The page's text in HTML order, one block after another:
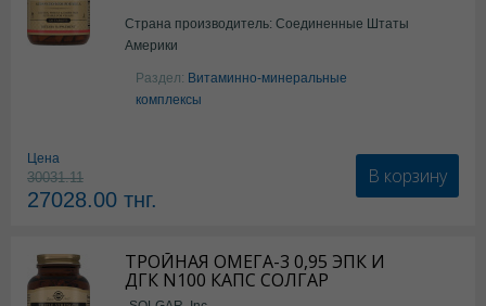
Страна производитель: Соединенные Штаты
Америки
Раздел: Витаминно-минеральные
комплексы
Цена
30031.11
27028.00 тнг.
В корзину
ТРОЙНАЯ ОМЕГА-3 0,95 ЭПК И
ДГК N100 КАПС СОЛГАР